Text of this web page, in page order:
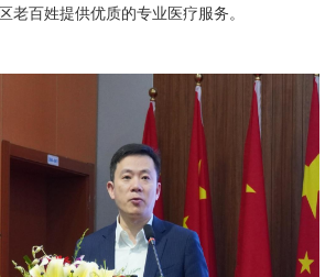
老百姓提供优质的专业医疗服务。